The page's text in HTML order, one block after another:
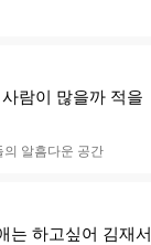
람이 많을까 적을
의 알흠다운 공간
는 하고싶어 김재서